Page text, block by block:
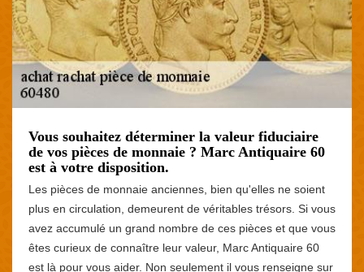
Vous souhaitez déterminer la valeur fiduciaire
de vos pièces de monnaie ? Marc Antiquaire 60
est à votre disposition.
Les pièces de monnaie anciennes, bien qu'elles ne soient
plus en circulation, demeurent de véritables trésors. Si vous
avez accumulé un grand nombre de ces pièces et que vous
êtes curieux de connaître leur valeur, Marc Antiquaire 60
est là pour vous aider. Non seulement il vous renseigne sur